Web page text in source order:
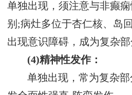
单独出现，须注意与非癫
别;病灶多位于杏仁核、岛
出现意识障碍，成为复杂部
(4)精神性发作：
单独出现，常为复杂